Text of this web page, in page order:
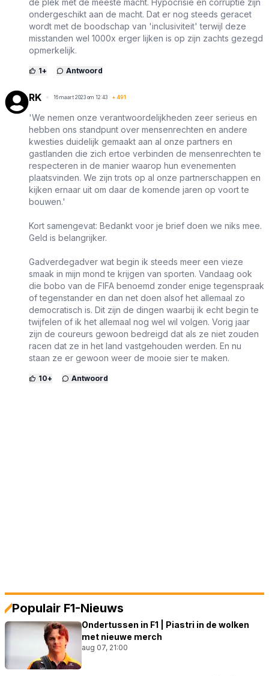
ondergeschikt aan de macht. Dat er nog steeds geracet
wordt met de boodschap van 'inclusiviteit' terwijl deze
misstanden wel 1000x erger lijken is op zijn zachts gezegd
opmerkelijk.
1+ Antwoord
RK 16 maart 2023 om 12:43 + 491
'We nemen onze verantwoordelijkheden zeer serieus en
hebben ons standpunt over mensenrechten en andere
kwesties duidelijk gemaakt aan al onze partners en
gastlanden die zich ertoe verbinden de mensenrechten te
respecteren in de manier waarop hun evenementen
plaatsvinden. We zijn trots op al onze partnerschappen en
kijken ernaar uit om daar de komende jaren op voort te
bouwen.'
Kort samengevat: Bedankt voor je brief doen we niks mee.
Geld is belangrijker.
Gadverdegadver wat begin ik steeds meer een vieze
smaak in mijn mond te krijgen van sporten. Vandaag ook
die bobo van de FIFA benoemd zonder enige tegenspraak
of tegenstander en dan net doen alsof het allemaal zo
democratisch is. Dit zijn de dingen waarbij ik echt begin te
twijfelen of ik het allemaal nog wel wil volgen. Vorig jaar
zijn de coureurs gewoon bedreigd dat als ze niet zouden
racen dat ze in het land vastgehouden werden. En nu
staan ze er gewoon weer de mooie sier te maken.
10+ Antwoord
Populair F1-Nieuws
Ondertussen in F1 | Piastri in de wolken
met nieuwe merch
aug 07, 21:00